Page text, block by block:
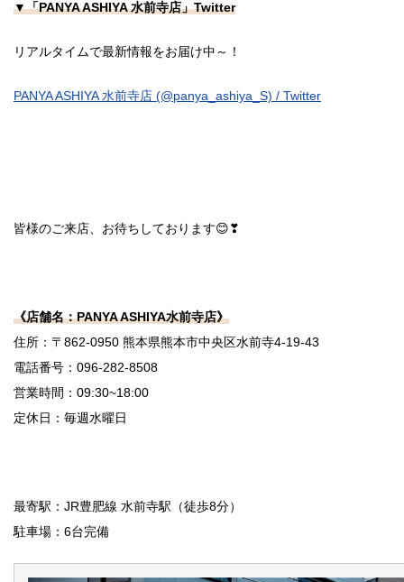
▼「PANYA ASHIYA 水前寺店」Twitter
リアルタイムで最新情報をお届け中～！
PANYA ASHIYA 水前寺店 (@panya_ashiya_S) / Twitter
皆様のご来店、お待ちしております😊❣
《店舗名：PANYA ASHIYA水前寺店》
住所：〒862-0950 熊本県熊本市中央区水前寺4-19-43
電話番号：096-282-8508
営業時間：09:30~18:00
定休日：毎週水曜日
最寄駅：JR豊肥線 水前寺駅（徒歩8分）
駐車場：6台完備